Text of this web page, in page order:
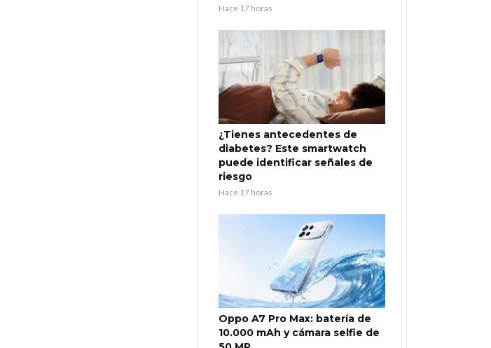
Hace 17 horas
¿Tienes antecedentes de
diabetes? Este smartwatch
puede identificar señales de
riesgo
Hace 17 horas
Oppo A7 Pro Max: batería de
10.000 mAh y cámara selfie de